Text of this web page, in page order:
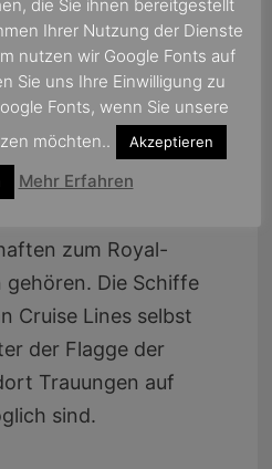
See mit dem Kapitän
PDF-
Mail angefordert
Die
für Celebrity wie für
zum Royal-
Die Schiffe
Cruise Lines selbst
der Flagge der
Trauungen auf
sind.
die Sie ihnen bereitgestellt
Ihrer Nutzung der Dienste
nutzen wir Google Fonts auf
Sie uns Ihre Einwilligung zu
Fonts, wenn Sie unsere
möchten..
Akzeptieren
Mehr Erfahren